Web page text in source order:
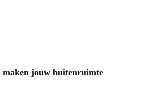
maken jouw buitenruimte